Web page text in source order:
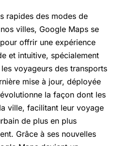
rapides des modes de
villes, Google Maps se
offrir une expérience
et intuitive, spécialement
voyageurs des transports
mise à jour, déployée
la façon dont les
ville, facilitant leur voyage
de plus en plus
Grâce à ses nouvelles